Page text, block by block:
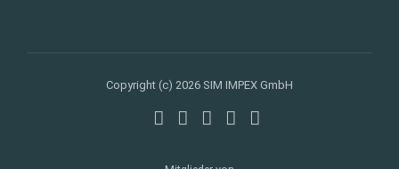
Copyright (c) 2026 SIM IMPEX GmbH